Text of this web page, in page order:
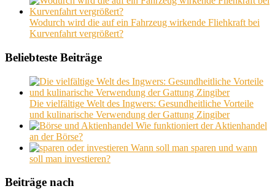
Wodurch wird die auf ein Fahrzeug wirkende Fliehkraft bei
Kurvenfahrt vergrößert?
Beliebteste Beiträge
Die vielfältige Welt des Ingwers: Gesundheitliche Vorteile
und kulinarische Verwendung der Gattung Zingiber
Wie funktioniert der Aktienhandel
an der Börse?
Wann soll man sparen und wann
soll man investieren?
Beiträge nach